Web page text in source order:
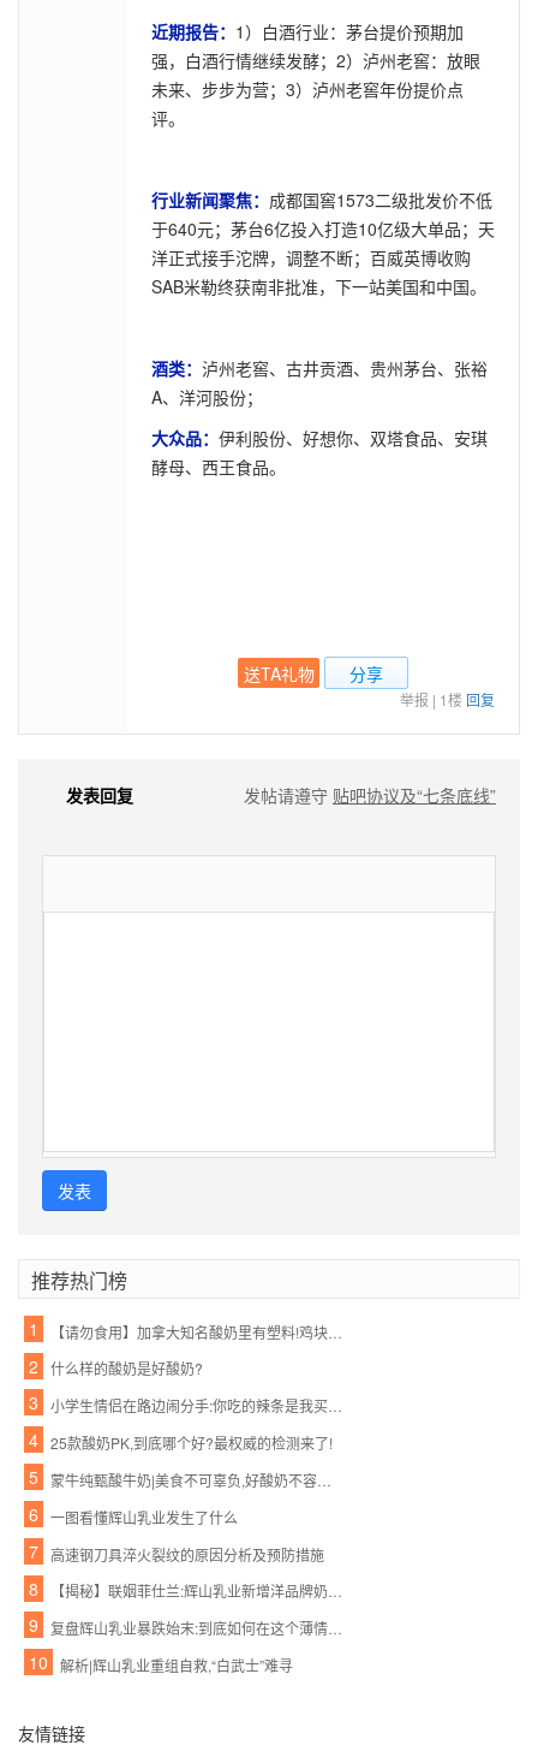
近期报告： 1）白酒行业：茅台提价预期加
强，白酒行情继续发酵；2）泸州老窖：放眼
未来、步步为营；3）泸州老窖年份提价点
评。
行业新闻聚焦： 成都国窖1573二级批发价不低
于640元；茅台6亿投入打造10亿级大单品；天
洋正式接手沱牌，调整不断；百威英博收购
SAB米勒终获南非批准，下一站美国和中国。
酒类： 泸州老窖、古井贡酒、贵州茅台、张裕
A、洋河股份；
大众品： 伊利股份、好想你、双塔食品、安琪
酵母、西王食品。
送TA礼物 分享
举报 | 1楼 回复
发表回复 发帖请遵守 贴吧协议及“七条底线”
发表
推荐热门榜
1
2 什么样的酸奶是好酸奶?
3
4 25款酸奶PK,到底哪个好?最权威的检测来了!
5
6 一图看懂辉山乳业发生了什么
7 高速钢刀具淬火裂纹的原因分析及预防措施
8 【揭秘】联姻菲仕兰:辉山乳业新增洋品牌奶粉意欲为何?
9
10 解析|辉山乳业重组自救,“白武士”难寻
友情链接